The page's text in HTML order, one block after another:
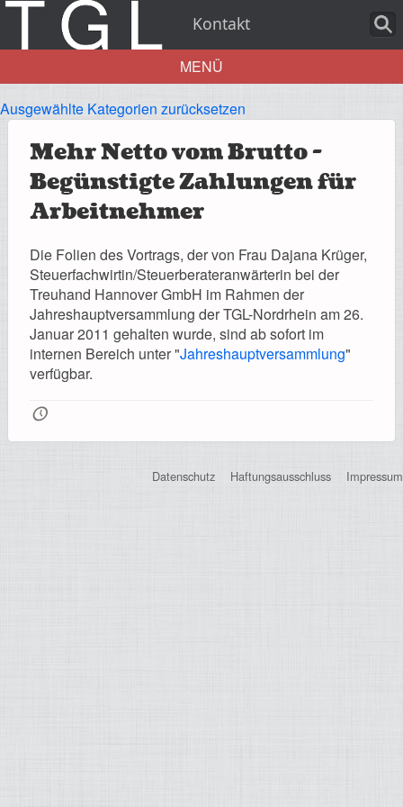
Kontakt
Aktuelles
Über uns
Leistungen
MENÜ
Ausgewählte Kategorien zurücksetzen
Mehr Netto vom Brutto -
Begünstigte Zahlungen für
Arbeitnehmer
Die Folien des Vortrags, der von Frau Dajana Krüger,
Steuerfachwirtin/Steuerberateranwärterin bei der
Treuhand Hannover GmbH im Rahmen der
Jahreshauptversammlung der TGL-Nordrhein am 26.
Januar 2011 gehalten wurde, sind ab sofort im
internen Bereich unter "Jahreshauptversammlung"
verfügbar.
🕔
Datenschutz Haftungsausschluss Impressum